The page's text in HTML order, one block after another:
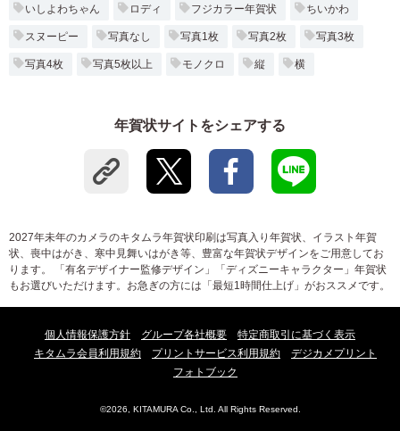
いしよわちゃん ロディ フジカラー年賀状 ちいかわ
スヌーピー 写真なし 写真1枚 写真2枚 写真3枚
写真4枚 写真5枚以上 モノクロ 縦 横
年賀状サイトをシェアする
2027年未年のカメラのキタムラ年賀状印刷は写真入り年賀状、イラスト年賀
状、喪中はがき、寒中見舞いはがき等、豊富な年賀状デザインをご用意してお
ります。 「有名デザイナー監修デザイン」「ディズニーキャラクター」年賀状
もお選びいただけます。お急ぎの方には「最短1時間仕上げ」がおススメです。
個人情報保護方針 グループ各社概要
特定商取引に基づく表示
キタムラ会員利用規約
プリントサービス利用規約
デジカメプリント
フォトブック
©2026, KITAMURA Co., Ltd. All Rights Reserved.